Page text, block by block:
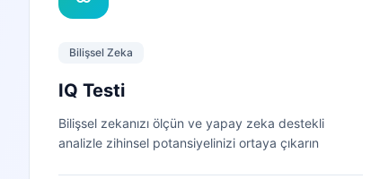
Bilişsel Zeka
IQ Testi
Bilişsel zekanızı ölçün ve yapay zeka destekli
analizle zihinsel potansiyelinizi ortaya çıkarın